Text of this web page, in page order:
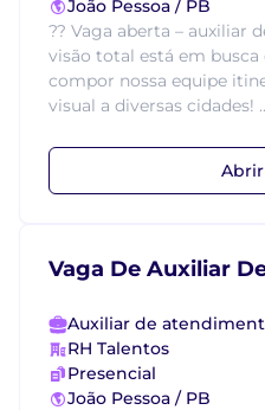
João Pessoa / PB
?? Vaga aberta – auxiliar
visão total está em
compor nossa equipe
visual a diversas cidades!
Abrir
Vaga De Auxiliar
Auxiliar de
RH Talentos
Presencial
João Pessoa / PB